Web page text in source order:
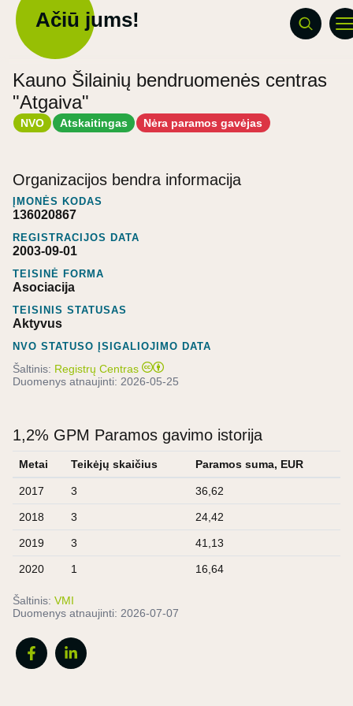
Ačiū jums!
Kauno Šilainių bendruomenės centras
"Atgaiva"
NVO Atskaitingas Nėra paramos gavėjas
Organizacijos bendra informacija
ĮMONĖS KODAS
136020867
REGISTRACIJOS DATA
2003-09-01
TEISINĖ FORMA
Asociacija
TEISINIS STATUSAS
Aktyvus
NVO STATUSO ĮSIGALIOJIMO DATA
Šaltinis: Registrų Centras
Duomenys atnaujinti: 2026-05-25
1,2% GPM Paramos gavimo istorija
Metai Teikėjų skaičius Paramos suma, EUR
2017 3 36,62
2018 3 24,42
2019 3 41,13
2020 1 16,64
Šaltinis: VMI
Duomenys atnaujinti: 2026-07-07